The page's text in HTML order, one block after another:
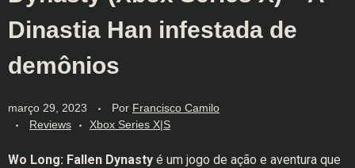
Dinastia Han infestada de
demônios
março 29, 2023 Por Francisco Camilo
Reviews
Xbox Series X|S
Wo Long: Fallen Dynasty é um jogo de ação e aventura que